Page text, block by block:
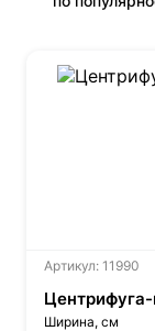
Артикул: 11990
Ширина, см